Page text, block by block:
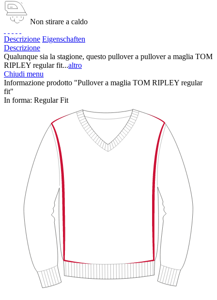
Non stirare a caldo
Descrizione Eigenschaften
Descrizione
Qualunque sia la stagione, questo pullover a pullover a maglia TOM
RIPLEY regular fit...altro
Chiudi menu
Informazione prodotto "Pullover a maglia TOM RIPLEY regular
fit"
In forma: Regular Fit